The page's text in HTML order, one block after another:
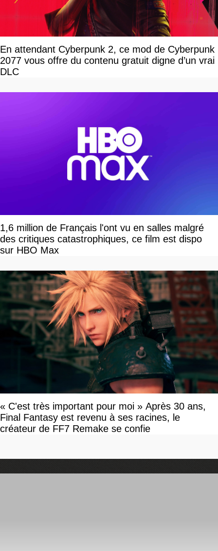
En attendant Cyberpunk 2, ce mod de Cyberpunk
2077 vous offre du contenu gratuit digne d’un vrai
DLC
1,6 million de Français l'ont vu en salles malgré
des critiques catastrophiques, ce film est dispo
sur HBO Max
« C'est très important pour moi » Après 30 ans,
Final Fantasy est revenu à ses racines, le
créateur de FF7 Remake se confie